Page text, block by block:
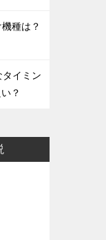
種は？
イミン
？